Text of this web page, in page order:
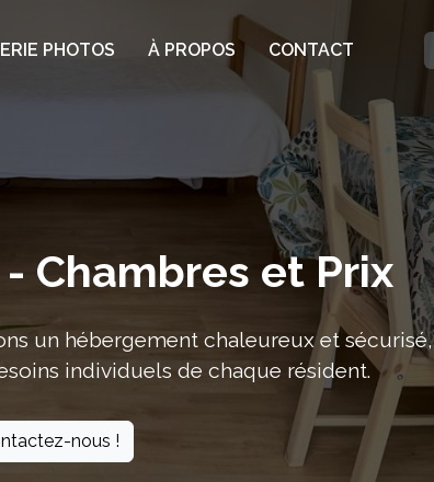
PHOTOS À PROPOS CONTACT
Chambres et Prix
un hébergement chaleureux et sécurisé,
individuels de chaque résident.
nous !